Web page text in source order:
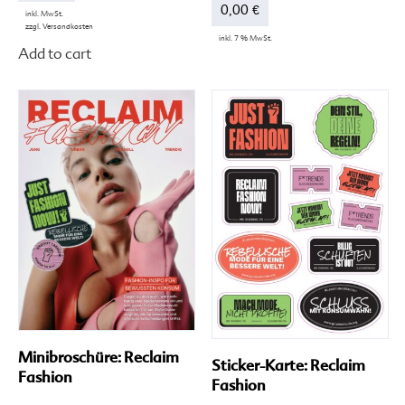
inkl. MwSt.
zzgl. Versandkosten
Add to cart
Dieses
mehrere
Varianten
Optionen
können
auf
Produktseite
gewählt
werden
0,00 €
inkl. 7 % MwSt.
Minibroschüre: Reclaim
Fashion
Sticker-Karte: Reclaim
Fashion